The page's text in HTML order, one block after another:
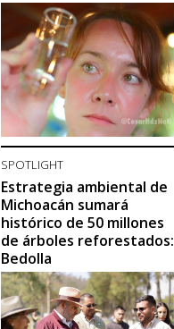
SPOTLIGHT
Estrategia ambiental de
Michoacán sumará
histórico de 50 millones
de árboles reforestados:
Bedolla